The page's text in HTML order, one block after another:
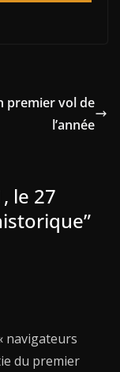
premier vol de
l’année
le 27
”
navigateurs
du premier